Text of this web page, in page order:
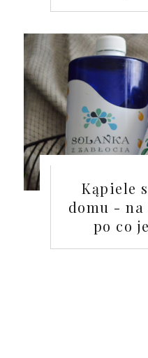
Kąpiele
domu - na
po co